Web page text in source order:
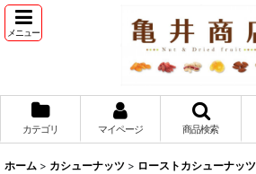
メニュー
カテゴリ マイページ 商品検索
ホーム > カシューナッツ > ローストカシューナッツ